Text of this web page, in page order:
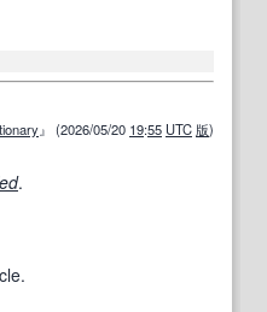
』 (2026/05/20 19:55 UTC 版)
.